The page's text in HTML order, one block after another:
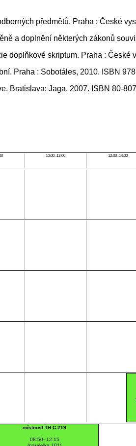
předmětů. Praha : České
a doplnění některých zákonů
doplňkové skriptum. Praha :
Praha : Sobotáles, 2010. ISBN
Bratislava: Jaga, 2007. ISBN 80-
10:00–12:00 12:00–14:00
místnost TH:C-219
08:50–12:15